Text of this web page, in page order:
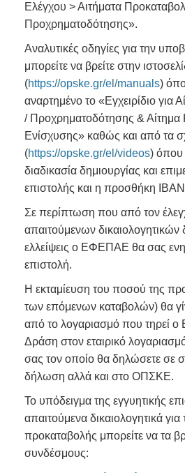
Ελέγχου > Αιτήματα
Προχρηματοδότησης».
Αναλυτικές οδηγίες για την
μπορείτε να βρείτε στην
(https://opske.gr/el/manuals)
αναρτημένο το «Εγχειρίδιο για
/ Προχρηματοδότησης & Αίτημα
Ενίσχυσης» καθώς και από τα
(https://opske.gr/el/videos) όπου
διαδικασία δημιουργίας και
επιστολής και η προσθήκη
Σε περίπτωση που από τον
απαιτούμενων δικαιολογητικών
ελλείψεις ο ΕΦΕΠΑΕ θα σας
επιστολή.
Η εκταμίευση του ποσού της
των επόμενων καταβολών) θα
από το λογαριασμό που τηρεί
Δράση στον εταιρικό
σας τον οποίο θα δηλώσετε σε
δήλωση αλλά και στο ΟΠΣΚΕ.
Το υπόδειγμα της εγγυητικής
απαιτούμενα δικαιολογητικά
προκαταβολής μπορείτε να τα
συνδέσμους: